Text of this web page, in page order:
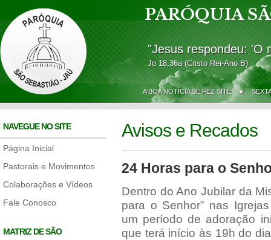
PARÓQUIA
"Jesus respondeu: 'O
Jo 18,36a (Cristo Rei-Ano B)
A BOA NOTÍCIA SE FEZ SITE ★
NAVEGUE NO SITE
Página Inicial
Pastorais e Movimentos
Colaborações e Vídeos
Fale Conosco
MATRIZ DE SÃO
Avisos e Recados
24 Horas para o
Dentro do Ano Jubilar da
para o Senhor” nas
um período de adoração
que terá início às 19h do